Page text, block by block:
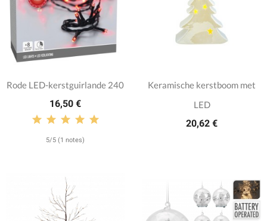
Rode LED-kerstguirlande 240
16,50 €
5/5 (1 notes)
Keramische kerstboom met
LED
20,62 €